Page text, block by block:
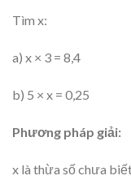
Tìm x:
a) x × 3 = 8,4
b) 5 × x = 0,25
Phương pháp giải:
x là thừa số chưa